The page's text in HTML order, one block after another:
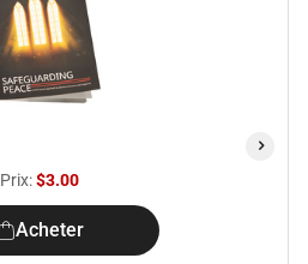
Prix:$3.00
Acheter